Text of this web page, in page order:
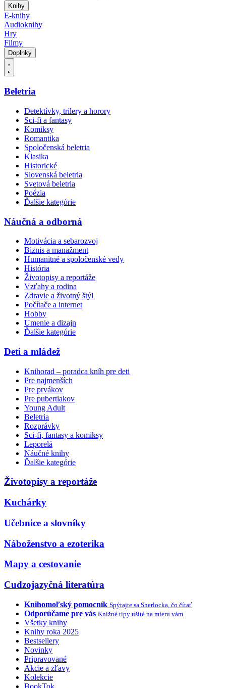
Knihy
E-knihy
Audioknihy
Hry
Filmy
Doplnky
Beletria
Detektívky, trilery a horory
Sci-fi a fantasy
Komiksy
Romantika
Spoločenská beletria
Klasika
Historické
Slovenská beletria
Svetová beletria
Poézia
Ďalšie kategórie
Náučná a odborná
Motivácia a sebarozvoj
Biznis a manažment
Humanitné a spoločenské vedy
História
Životopisy a reportáže
Vzťahy a rodina
Zdravie a životný štýl
Počítače a internet
Hobby
Umenie a dizajn
Ďalšie kategórie
Deti a mládež
Knihorad – poradca kníh pre deti
Pre najmenších
Pre prvákov
Pre pubertiakov
Young Adult
Beletria
Rozprávky
Sci-fi, fantasy a komiksy
Leporelá
Náučné knihy
Ďalšie kategórie
Životopisy a reportáže
Kuchárky
Učebnice a slovníky
Náboženstvo a ezoterika
Mapy a cestovanie
Cudzojazyčná literatúra
Knihomoľský pomocník Spýtajte sa Sherlocka, čo čítať
Odporúčame pre vás Knižné tipy ušité na mieru vám
Všetky knihy
Knihy roka 2025
Bestsellery
Novinky
Pripravované
Akcie a zľavy
Kolekcie
BookTok